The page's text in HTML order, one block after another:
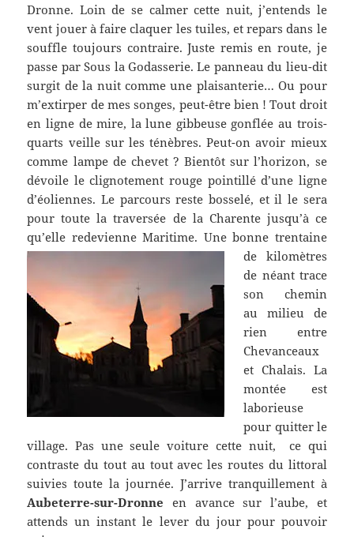
Dronne. Loin de se calmer cette nuit, j’entends le
vent jouer à faire claquer les tuiles, et repars dans le
souffle toujours contraire. Juste remis en route, je
passe par Sous la Godasserie. Le panneau du lieu-dit
surgit de la nuit comme une plaisanterie… Ou pour
m’extirper de mes songes, peut-être bien ! Tout droit
en ligne de mire, la lune gibbeuse gonflée au trois-
quarts veille sur les ténèbres. Peut-on avoir mieux
comme lampe de chevet ? Bientôt sur l’horizon, se
dévoile le clignotement rouge pointillé d’une ligne
d’éoliennes. Le parcours reste bosselé, et il le sera
pour toute la traversée de la Charente jusqu’à ce
qu’elle redevienne Maritime. Une bonne trentaine
de kilomètres
de néant trace
son chemin
au milieu de
rien entre
Chevanceaux
et Chalais. La
montée est
laborieuse
pour quitter le
village. Pas une seule voiture cette nuit, ce qui
contraste du tout au tout avec les routes du littoral
suivies toute la journée. J’arrive tranquillement à
Aubeterre-sur-Dronne en avance sur l’aube, et
attends un instant le lever du jour pour pouvoir